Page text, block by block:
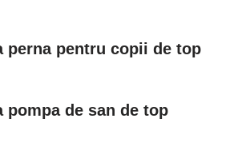
perna pentru copii de top
pompa de san de top